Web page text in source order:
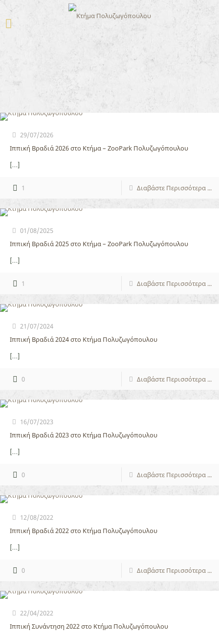
29/07/2026
Ιππική Βραδιά 2026 στο Κτήμα – ZooPark Πολυζωγόπουλου
[…]
1 Διαβάστε Περισσότερα ...
01/08/2025
Ιππική Βραδιά 2025 στο Κτήμα – ZooPark Πολυζωγόπουλου
[…]
1 Διαβάστε Περισσότερα ...
21/07/2024
Ιππική Βραδιά 2024 στο Κτήμα Πολυζωγόπουλου
[…]
0 Διαβάστε Περισσότερα ...
16/07/2023
Ιππική Βραδιά 2023 στο Κτήμα Πολυζωγόπουλου
[…]
0 Διαβάστε Περισσότερα ...
12/08/2022
Ιππική Βραδιά 2022 στο Κτήμα Πολυζωγόπουλου
[…]
0 Διαβάστε Περισσότερα ...
22/04/2022
Ιππική Συνάντηση 2022 στο Κτήμα Πολυζωγόπουλου